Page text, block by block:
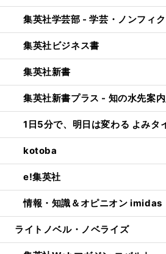
集英社学芸部 - 学芸・ノンフィ
集英社ビジネス書
集英社新書
集英社新書プラス - 知の水先案
1日5分で、明日は変わる よみ
kotoba
e!集英社
情報・知識＆オピニオン imidas
ライトノベル・ノベライズ